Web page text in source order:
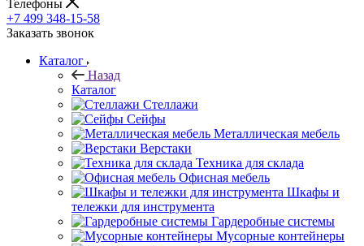
Телефоны
+7 499 348-15-58
Заказать звонок
Каталог
Назад
Каталог
Стеллажи
Сейфы
Металлическая мебель
Верстаки
Техника для склада
Офисная мебель
Шкафы и
тележки для инструмента
Гардеробные системы
Мусорные контейнеры